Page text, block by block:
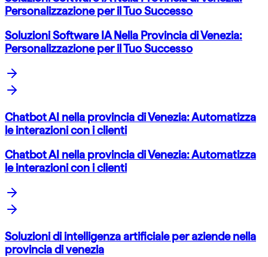
Personalizzazione per il Tuo Successo
Soluzioni Software IA Nella Provincia di Venezia:
Personalizzazione per il Tuo Successo
Chatbot AI nella provincia di Venezia: Automatizza
le interazioni con i clienti
Chatbot AI nella provincia di Venezia: Automatizza
le interazioni con i clienti
Soluzioni di intelligenza artificiale per aziende nella
provincia di venezia